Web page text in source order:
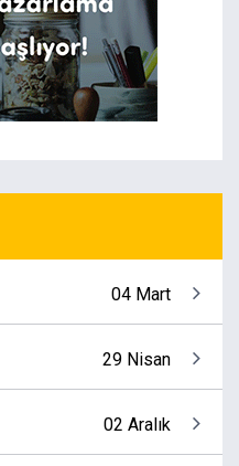
04 Mart
29 Nisan
02 Aralık